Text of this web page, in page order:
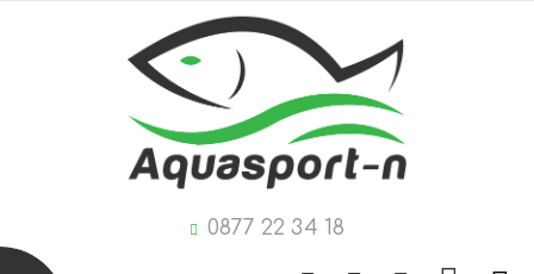
0877 22 34 18